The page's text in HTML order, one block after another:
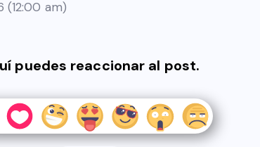
(12:00 am)
puedes reaccionar al post.